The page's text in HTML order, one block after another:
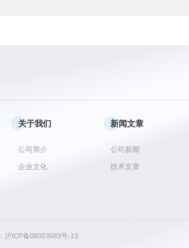
关于我们
公司简介
企业文化
新闻文章
公司新闻
技术文章
沪ICP备08023583号-13